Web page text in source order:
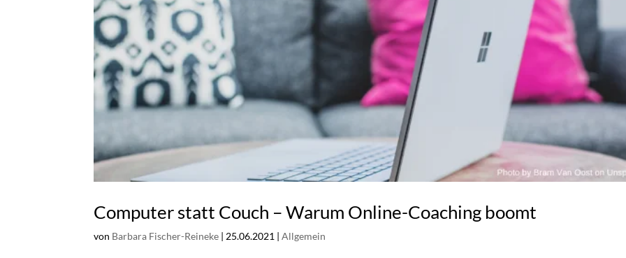
Computer statt Couch – Warum Online-Coaching boomt
von Barbara Fischer-Reineke | 25.06.2021 |Allgemein